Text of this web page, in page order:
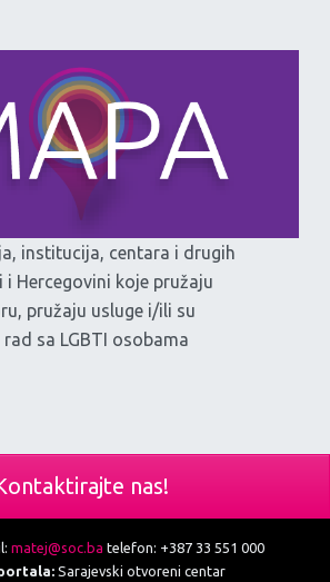
institucija, centara i drugih
i Hercegovini koje pružaju
pružaju usluge i/ili su
sa LGBTI osobama
nas!
matej@soc.ba telefon: +387 33 551 000
Sarajevski otvoreni centar